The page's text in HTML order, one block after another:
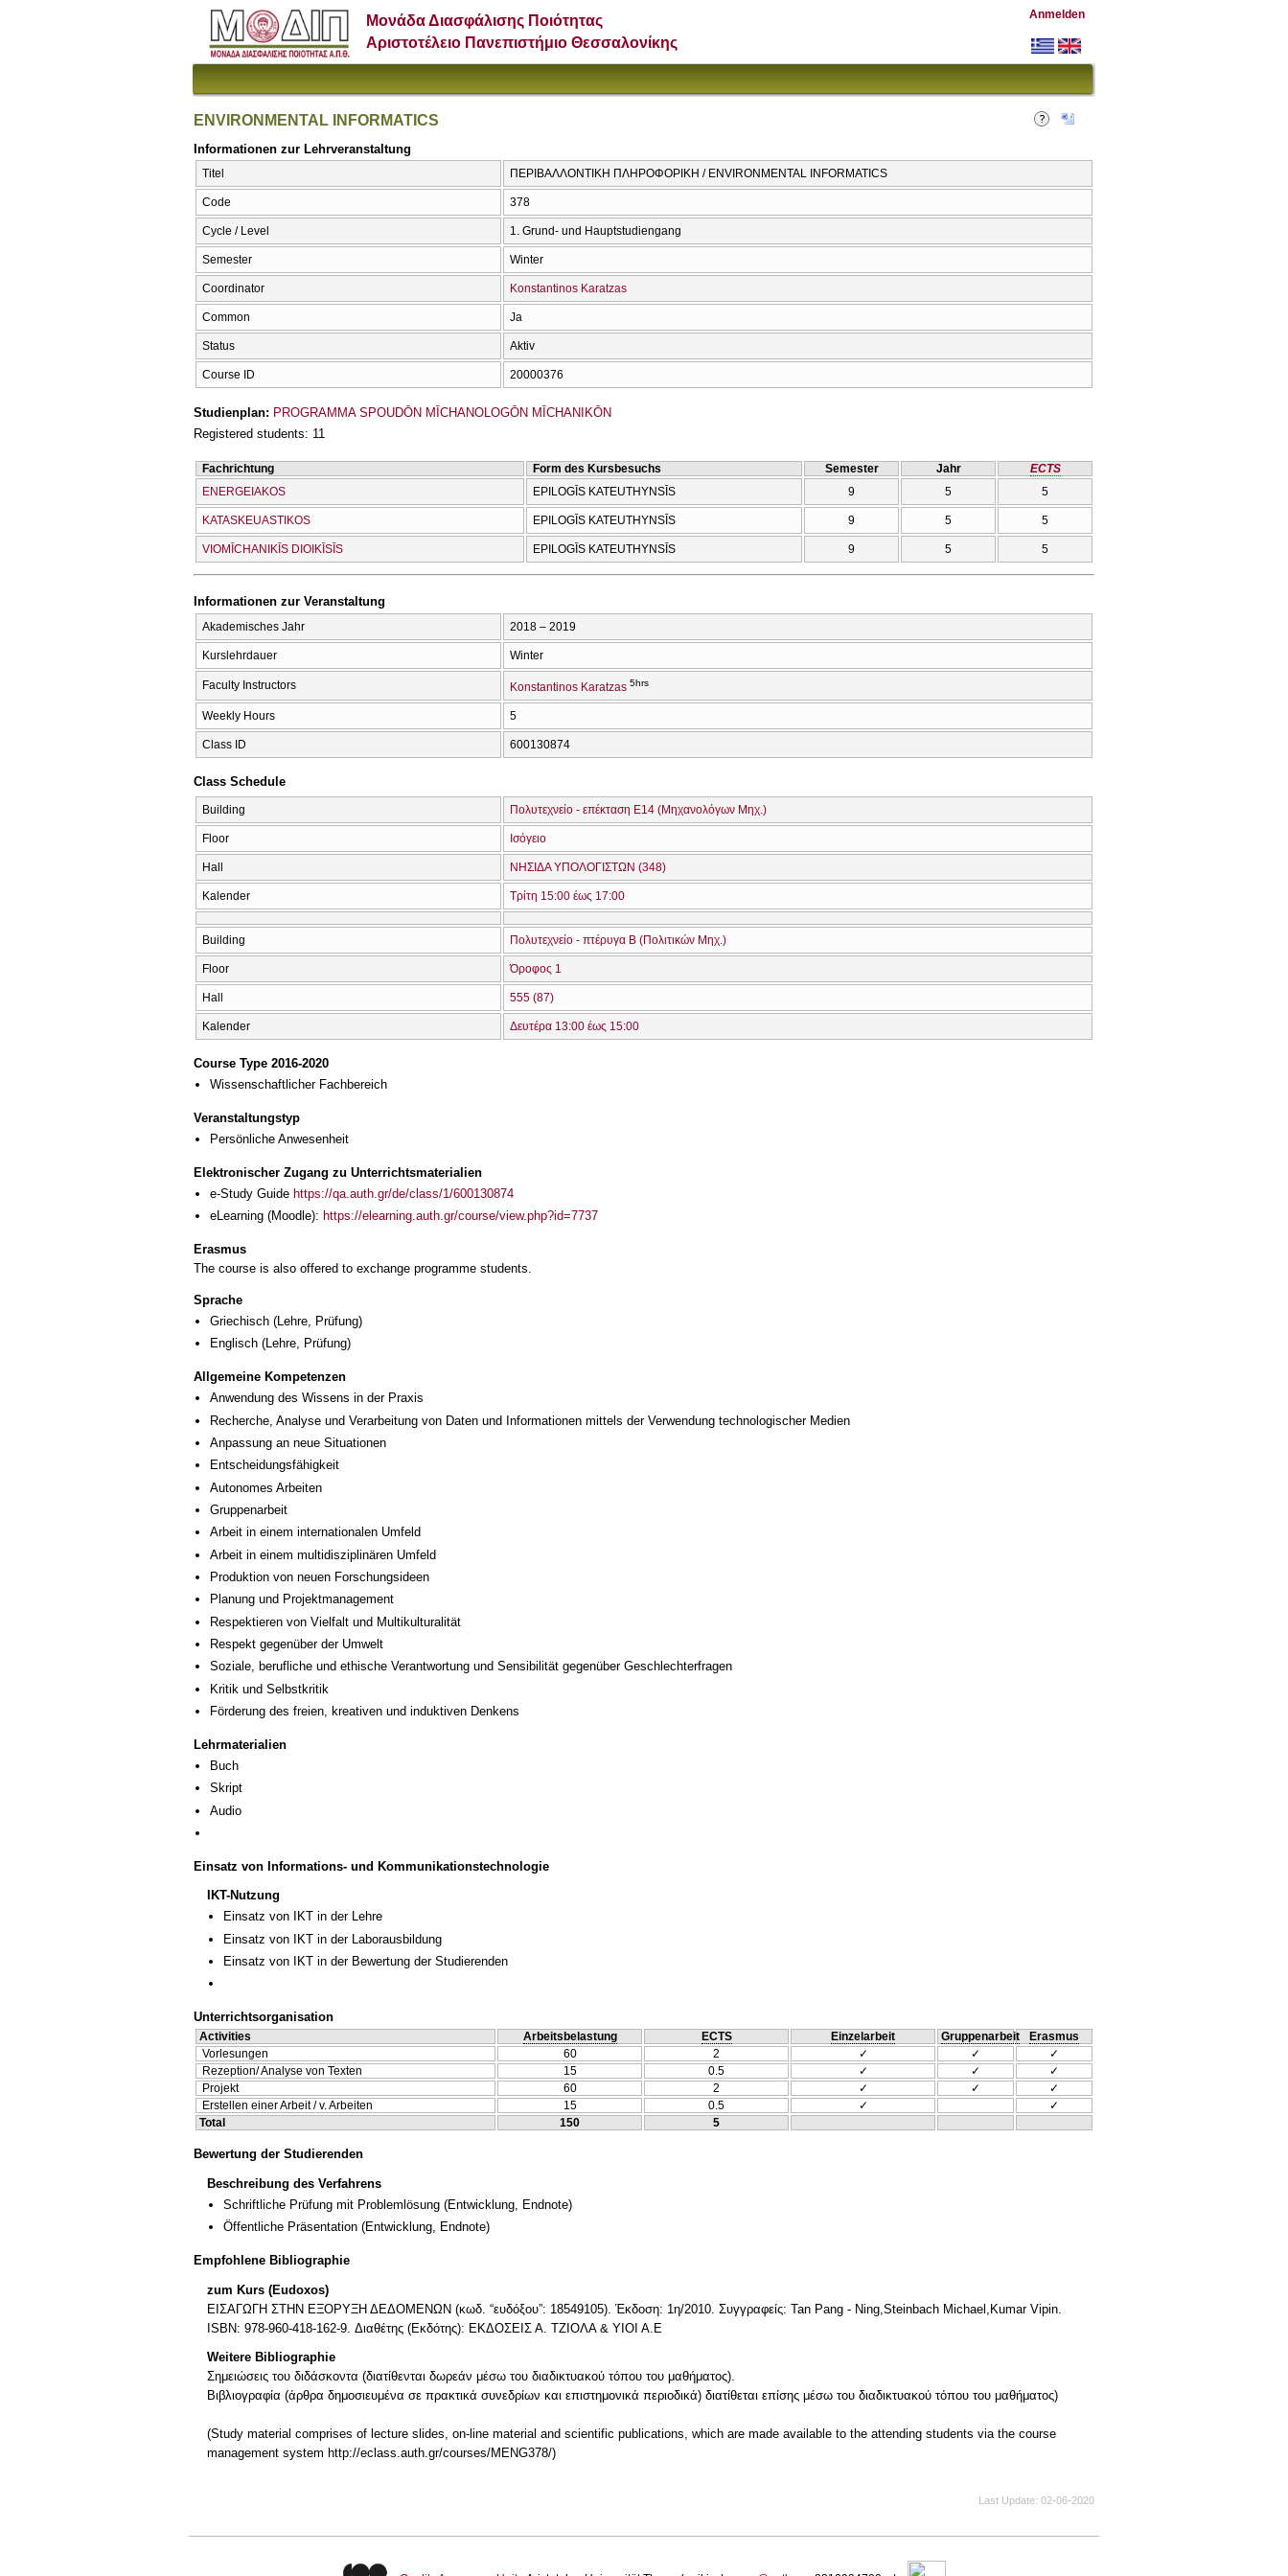
Μονάδα Διασφάλισης Ποιότητας
Αριστοτέλειο Πανεπιστήμιο Θεσσαλονίκης
Anmelden
ENVIRONMENTAL INFORMATICS
Informationen zur Lehrveranstaltung
Titel ΠΕΡΙΒΑΛΛΟΝΤΙΚΗ ΠΛΗΡΟΦΟΡΙΚΗ / ENVIRONMENTAL INFORMATICS
Code 378
Cycle / Level 1. Grund- und Hauptstudiengang
Semester Winter
Coordinator Konstantinos Karatzas
Common Ja
Status Aktiv
Course ID 20000376
Studienplan: PROGRAMMA SPOUDŌN MĪCΗANOLOGŌN MĪCΗANIKŌN
Registered students: 11
Fachrichtung Form des Kursbesuchs Semester Jahr
ECTS
ENERGEIAKOS
EPILOGĪS KATEUTHYNSĪS 9 5 5
KATASKEUASTIKOS EPILOGĪS KATEUTHYNSĪS 9 5 5
VIOMĪCΗANIKĪS DIOIKĪSĪS EPILOGĪS KATEUTHYNSĪS 9 5 5
Informationen zur Veranstaltung
Akademisches Jahr 2018 – 2019
Kurslehrdauer Winter
Faculty Instructors Konstantinos Karatzas 5hrs
Weekly Hours 5
Class ID 600130874
Class Schedule
Building Πολυτεχνείο - επέκταση Ε14 (Μηχανολόγων Μηχ.)
Floor Ισόγειο
Hall ΝΗΣΙΔΑ ΥΠΟΛΟΓΙΣΤΩΝ (348)
Kalender Τρίτη 15:00 έως 17:00
Building Πολυτεχνείο - πτέρυγα Β (Πολιτικών Μηχ.)
Floor Όροφος 1
Hall 555 (87)
Kalender Δευτέρα 13:00 έως 15:00
Course Type 2016-2020
Wissenschaftlicher Fachbereich
Veranstaltungstyp
Persönliche Anwesenheit
Elektronischer Zugang zu Unterrichtsmaterialien
e-Study Guide https://qa.auth.gr/de/class/1/600130874
eLearning (Moodle): https://elearning.auth.gr/course/view.php?id=7737
Erasmus
The course is also offered to exchange programme students.
Sprache
Griechisch (Lehre, Prüfung)
Englisch (Lehre, Prüfung)
Allgemeine Kompetenzen
Anwendung des Wissens in der Praxis
Recherche, Analyse und Verarbeitung von Daten und Informationen mittels der Verwendung technologischer Medien
Anpassung an neue Situationen
Entscheidungsfähigkeit
Autonomes Arbeiten
Gruppenarbeit
Arbeit in einem internationalen Umfeld
Arbeit in einem multidisziplinären Umfeld
Produktion von neuen Forschungsideen
Planung und Projektmanagement
Respektieren von Vielfalt und Multikulturalität
Respekt gegenüber der Umwelt
Soziale, berufliche und ethische Verantwortung und Sensibilität gegenüber Geschlechterfragen
Kritik und Selbstkritik
Förderung des freien, kreativen und induktiven Denkens
Lehrmaterialien
Buch
Skript
Audio
Einsatz von Informations- und Kommunikationstechnologie
IKT-Nutzung
Einsatz von IKT in der Lehre
Einsatz von IKT in der Laborausbildung
Einsatz von IKT in der Bewertung der Studierenden
Unterrichtsorganisation
Activities Arbeitsbelastung ECTS Einzelarbeit Gruppenarbeit
Erasmus
Vorlesungen
60 2 ✓ ✓
✓
Rezeption/ Analyse von Texten
15 0.5 ✓ ✓
✓
Projekt
60 2 ✓ ✓
✓
Erstellen einer Arbeit / v. Arbeiten
15 0.5 ✓
✓
Total
150 5
Bewertung der Studierenden
Beschreibung des Verfahrens
Schriftliche Prüfung mit Problemlösung (Entwicklung, Endnote)
Öffentliche Präsentation (Entwicklung, Endnote)
Empfohlene Bibliographie
zum Kurs (Eudoxos)
ΕΙΣΑΓΩΓΗ ΣΤΗΝ ΕΞΟΡΥΞΗ ΔΕΔΟΜΕΝΩΝ (κωδ. “ευδόξου”: 18549105). Έκδοση: 1η/2010. Συγγραφείς: Tan Pang - Ning,Steinbach Michael,Kumar Vipin.
ISBN: 978-960-418-162-9. Διαθέτης (Εκδότης): ΕΚΔΟΣΕΙΣ Α. ΤΖΙΟΛΑ & ΥΙΟΙ Α.Ε
Weitere Bibliographie
Σημειώσεις του διδάσκοντα (διατίθενται δωρεάν μέσω του διαδικτυακού τόπου του μαθήματος).
Βιβλιογραφία (άρθρα δημοσιευμένα σε πρακτικά συνεδρίων και επιστημονικά περιοδικά) διατίθεται επίσης μέσω του διαδικτυακού τόπου του μαθήματος)
(Study material comprises of lecture slides, on-line material and scientific publications, which are made available to the attending students via the course
management system http://eclass.auth.gr/courses/MENG378/)
Last Update 02-06-2020